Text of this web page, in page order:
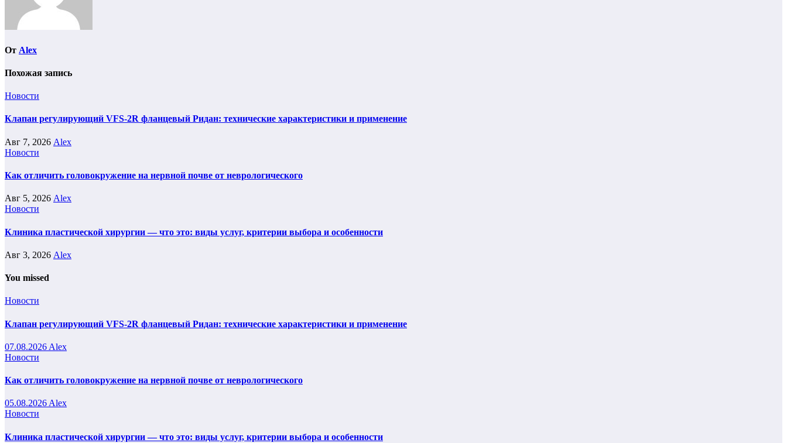
От Alex
Похожая запись
Новости
Клапан регулирующий VFS-2R фланцевый Ридан: технические характеристики и применение
Авг 7, 2026 Alex
Новости
Как отличить головокружение на нервной почве от неврологического
Авг 5, 2026 Alex
Новости
Клиника пластической хирургии — что это: виды услуг, критерии выбора и особенности
Авг 3, 2026 Alex
You missed
Новости
Клапан регулирующий VFS-2R фланцевый Ридан: технические характеристики и применение
07.08.2026 Alex
Новости
Как отличить головокружение на нервной почве от неврологического
05.08.2026 Alex
Новости
Клиника пластической хирургии — что это: виды услуг, критерии выбора и особенности